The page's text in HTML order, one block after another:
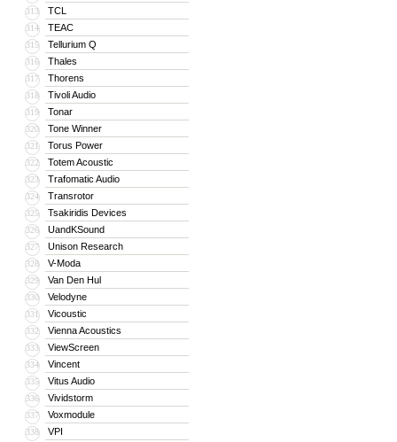
313 TCL
314 TEAC
315 Tellurium Q
316 Thales
317 Thorens
318 Tivoli Audio
319 Tonar
320 Tone Winner
321 Torus Power
322 Totem Acoustic
323 Trafomatic Audio
324 Transrotor
325 Tsakiridis Devices
326 UandKSound
327 Unison Research
328 V-Moda
329 Van Den Hul
330 Velodyne
331 Vicoustic
332 Vienna Acoustics
333 ViewScreen
334 Vincent
335 Vitus Audio
336 Vividstorm
337 Voxmodule
338 VPI